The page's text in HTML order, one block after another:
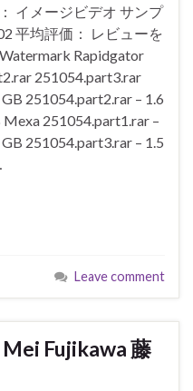
イメージビデオ サンプ
平均評価： レビューを
Rapidgator
251054.part3.rar
251054.part2.rar – 1.6
251054.part1.rar –
251054.part3.rar – 1.5
Leave comment
Fujikawa 藤